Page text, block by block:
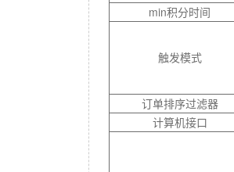
min积分时间
触发模式
订单排序过滤器
计算机接口